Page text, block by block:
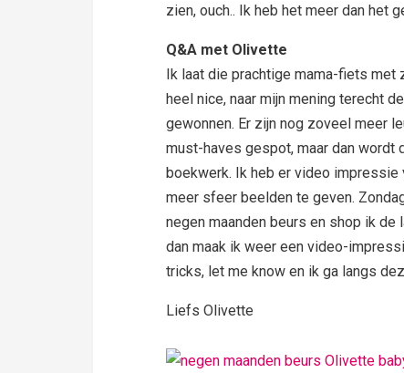
zien, ouch.. Ik heb het meer dan het
Q&A met Olivette
Ik laat die prachtige mama-fiets met
heel nice, naar mijn mening terecht
gewonnen. Er zijn nog zoveel meer
must-haves gespot, maar dan wordt
boekwerk. Ik heb er video impressie
meer sfeer beelden te geven.
negen maanden beurs en shop ik de
dan maak ik weer een video-
tricks, let me know en ik ga langs
Liefs Olivette